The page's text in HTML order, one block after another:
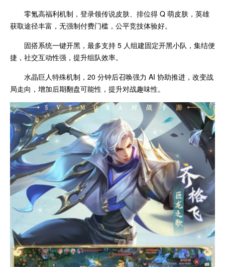
零氪高福利机制，登录领传说皮肤、排位得 Q 萌皮肤，英雄
获取途径丰富，无强制付费门槛，公平竞技体验好。
固搭系统一键开黑，最多支持 5 人组建固定开黑小队，集结便
捷，社交互动性强，提升组队效率。
水晶巨人特殊机制，20 分钟后召唤强力 AI 协助推进，改变战
局走向，增加后期翻盘可能性，提升对战趣味性。